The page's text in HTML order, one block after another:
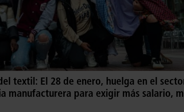
textil: El 28 de enero, huelga en el
manufacturera para exigir más salario,